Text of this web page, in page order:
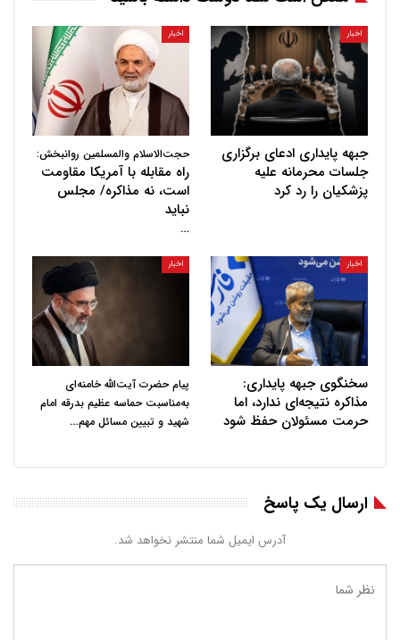
اخبار
جبهه پایداری ادعای برگزاری
جلسات محرمانه علیه
پزشکیان را رد کرد
اخبار
حجت‌الاسلام والمسلمین روانبخش:
راه مقابله با آمریکا مقاومت
است، نه مذاکره/ مجلس
نباید
…
اخبار
سخنگوی جبهه پایداری:
مذاکره نتیجه‌ای ندارد، اما
حرمت مسئولان حفظ شود
اخبار
پیام حضرت آیت‌الله خامنه‌ای
به‌مناسبت حماسه عظیم بدرقه امام
شهید و تبیین مسائل مهم…
ارسال یک پاسخ
آدرس ایمیل شما منتشر نخواهد شد.